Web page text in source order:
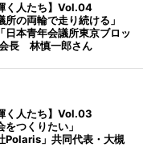
く人たち】Vol.04
所の両輪で走り続ける」
日本青年会議所東京ブロッ
長 林慎一郎さん
く人たち】Vol.03
をつくりたい」
Polaris」共同代表・大槻